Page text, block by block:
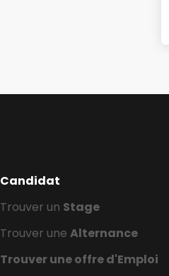
Candidat
Trouver un Stage
Trouver une Alternance
Trouver une offre d'Emploi